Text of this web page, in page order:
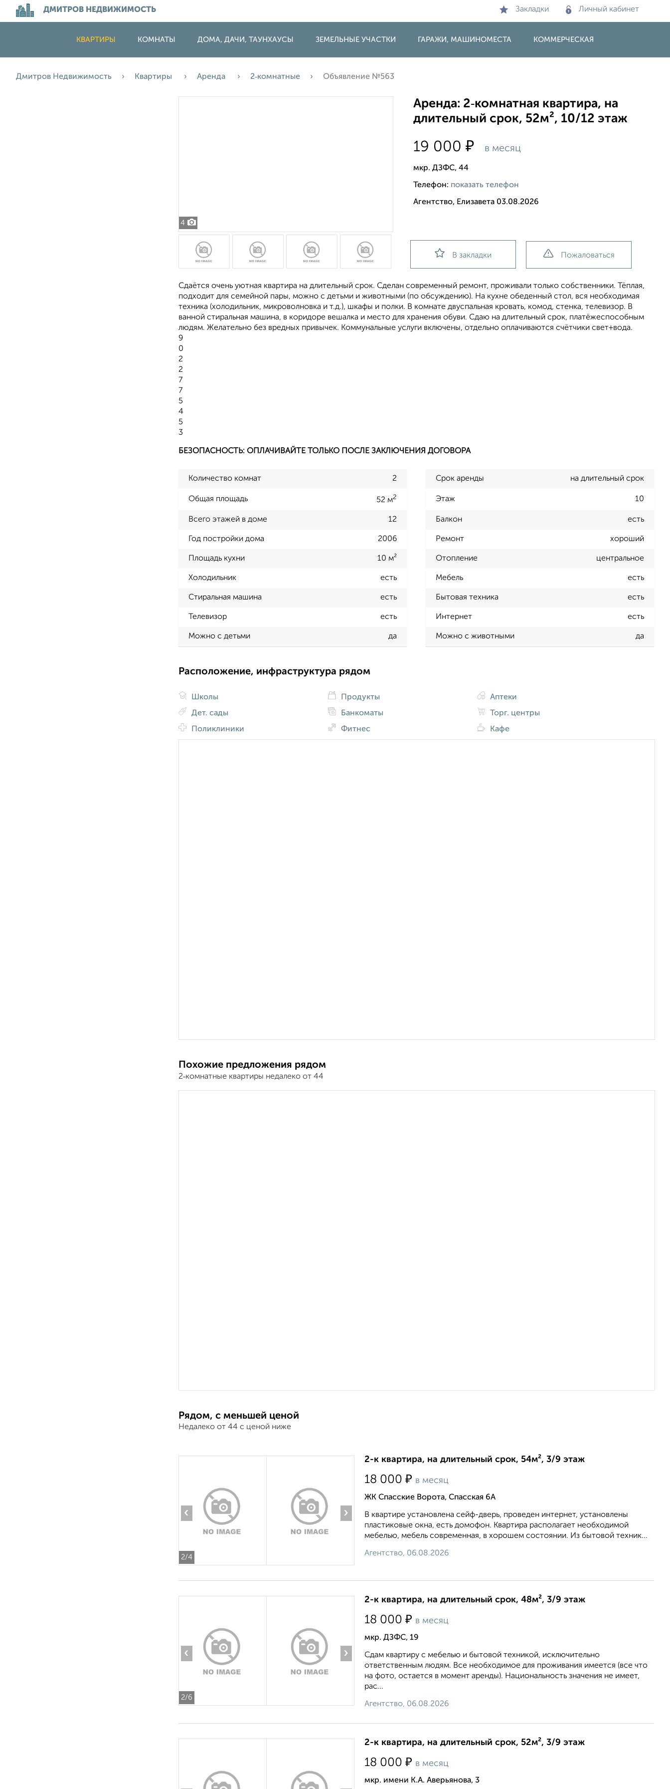
ДМИТРОВ НЕДВИЖИМОСТЬ Закладки Личный кабинет
КВАРТИРЫ КОМНАТЫ ДОМА, ДАЧИ, ТАУНХАУСЫ ЗЕМЕЛЬНЫЕ УЧАСТКИ ГАРАЖИ, МАШИНОМЕСТА КОММЕРЧЕСКАЯ
Дмитров Недвижимость Квартиры Аренда 2‑комнатные Объявление №563
4
Аренда: 2‑комнатная квартира, на
длительный срок, 52м², 10/12 этаж
19 000₽ в месяц
мкр. ДЗФС, 44
Телефон: показать телефон
Агентство, Елизавета 03.08.2026
В закладки Пожаловаться
Сдаётся очень уютная квартира на длительный срок. Сделан современный ремонт, проживали только собственники. Тёплая,
подходит для семейной пары, можно с детьми и животными (по обсуждению). На кухне обеденный стол, вся необходимая
техника (холодильник, микроволновка и т.д.), шкафы и полки. В комнате двуспальная кровать, комод, стенка, телевизор. В
ванной стиральная машина, в коридоре вешалка и место для хранения обуви. Сдаю на длительный срок, платёжеспособным
людям. Желательно без вредных привычек. Коммунальные услуги включены, отдельно оплачиваются счётчики свет+вода.
9
0
2
2
7
7
5
4
5
3
БЕЗОПАСНОСТЬ: ОПЛАЧИВАЙТЕ ТОЛЬКО ПОСЛЕ ЗАКЛЮЧЕНИЯ ДОГОВОРА
Количество комнат 2 Срок аренды на длительный срок
Общая площадь 52 м2 Этаж 10
Всего этажей в доме 12 Балкон есть
Год постройки дома 2006 Ремонт хороший
Площадь кухни 10 м² Отопление центральное
Холодильник есть Мебель есть
Стиральная машина есть Бытовая техника есть
Телевизор есть Интернет есть
Можно с детьми да Можно с животными да
Расположение, инфраструктура рядом
Школы
Дет. сады
Поликлиники
Продукты
Банкоматы
Фитнес
Аптеки
Торг. центры
Кафе
Похожие предложения рядом
2‑комнатные квартиры недалеко от 44
Рядом, с меньшей ценой
Недалеко от 44 с ценой ниже
2/4
‹ ›
2-к квартира, на длительный срок, 54м², 3/9 этаж
18 000 ₽ в месяц
ЖК Спасские Ворота, Спасская 6А
В квартире установлена сейф-дверь, проведен интернет, установлены
пластиковые окна, есть домофон. Квартира располагает необходимой
мебелью, мебель современная, в хорошем состоянии. Из бытовой техник...
Агентство, 06.08.2026
2/6
‹ ›
2-к квартира, на длительный срок, 48м², 3/9 этаж
18 000 ₽ в месяц
мкр. ДЗФС, 19
Сдам квартиру с мебелью и бытовой техникой, исключительно
ответственным людям. Все необходимое для проживания имеется (все что
на фото, остается в момент аренды). Национальность значения не имеет,
рас...
Агентство, 06.08.2026
2-к квартира, на длительный срок, 52м², 3/9 этаж
18 000 ₽ в месяц
мкр. имени К.А. Аверьянова, 3